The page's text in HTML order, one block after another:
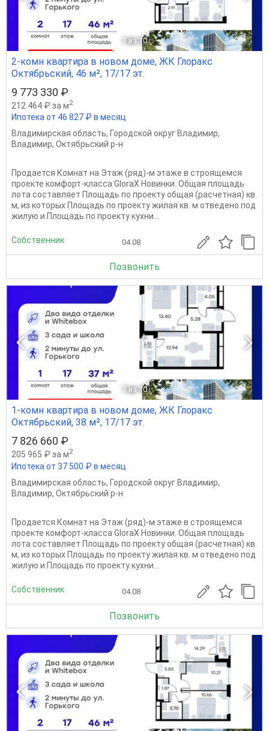
1 из 10
2-комн квартира в новом доме, ЖК Глоракс
Октябрьский, 46 м², 17/17 эт.
9 773 330 ₽
212 464 ₽ за м2
Ипотека от 46 827 ₽ в месяц
Владимирская область, Городской округ Владимир,
Владимир, Октябрьский р-н
Продается Комнат на Этаж (ряд)-м этаже в строящемся
проекте комфорт-класса GloraX Новинки. Общая площадь
лота составляет Площадь по проекту общая (расчетная) кв.
м, из которых Площадь по проекту жилая кв. м отведено под
жилую и Площадь по проекту кухни...
Собственник 04.08
Позвонить
1 из 10
1-комн квартира в новом доме, ЖК Глоракс
Октябрьский, 38 м², 17/17 эт.
7 826 660 ₽
205 965 ₽ за м2
Ипотека от 37 500 ₽ в месяц
Владимирская область, Городской округ Владимир,
Владимир, Октябрьский р-н
Продается Комнат на Этаж (ряд)-м этаже в строящемся
проекте комфорт-класса GloraX Новинки. Общая площадь
лота составляет Площадь по проекту общая (расчетная) кв.
м, из которых Площадь по проекту жилая кв. м отведено под
жилую и Площадь по проекту кухни...
Собственник 04.08
Позвонить